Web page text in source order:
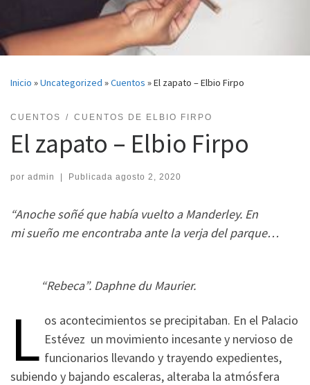
Inicio »Uncategorized »Cuentos »El zapato – Elbio Firpo
CUENTOS CUENTOS DE ELBIO FIRPO
El zapato – Elbio Firpo
por admin | Publicada agosto 2, 2020
“Anoche soñé que había vuelto a Manderley. En
misueño me encontraba ante la verja del parque…
“Rebeca”. Daphne du Maurier.
L os acontecimientos se precipitaban. En el Palacio
Estévez un movimiento incesante y nervioso de
funcionarios llevando y trayendo expedientes,
subiendo y bajando escaleras, alteraba la atmósfera